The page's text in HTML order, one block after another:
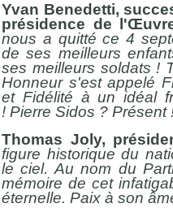
Yvan Benedetti,
présidence de
nous a quitté ce 4
de ses meilleurs
ses meilleurs soldats !
Honneur s'est appelé
et Fidélité à un idéal
! Pierre Sidos ? Présent
Thomas Joly,
figure historique du
le ciel. Au nom du
mémoire de cet
éternelle. Paix à son